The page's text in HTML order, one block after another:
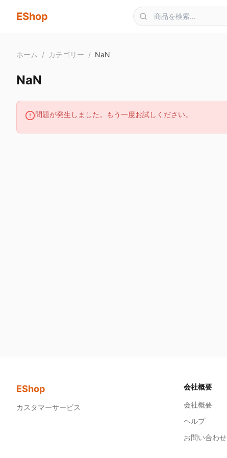
EShop
ホーム / カテゴリー / NaN
NaN
問題が発生しました。もう一度お試しください。
EShop
カスタマーサービス
会社概要
会社概要
ヘルプ
お問い合わせ